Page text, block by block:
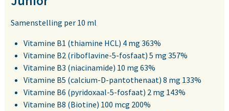
Samenstelling per 10 ml
Vitamine B1 (thiamine HCL) 4 mg 363%
Vitamine B2 (riboflavine-5-fosfaat) 5 mg 357%
Vitamine B3 (niacinamide) 10 mg 63%
Vitamine B5 (calcium-D-pantothenaat) 8 mg 133%
Vitamine B6 (pyridoxaal-5-fosfaat) 2 mg 143%
Vitamine B8 (Biotine) 100 mcg 200%